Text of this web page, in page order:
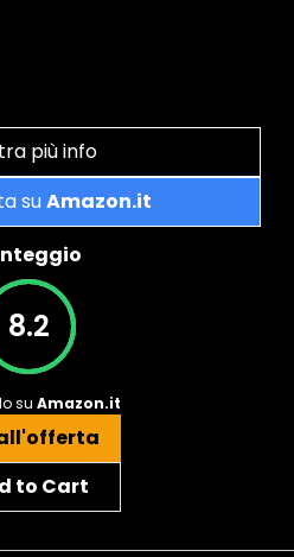
più info
suAmazon.it
8.2
su Amazon.it
to Cart